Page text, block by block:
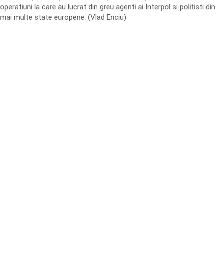
operatiuni la care au lucrat din greu agenti ai Interpol si politisti din
mai multe state europene. (Vlad Enciu)